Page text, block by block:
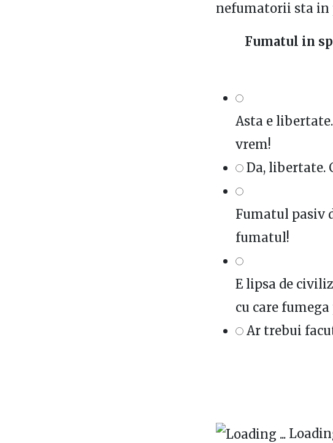
nefumatorii sta in
Fumatul in
Asta e
vrem!
Da, libertate.
Fumatul pasiv
fumatul!
E lipsa de
cu care
Ar trebui